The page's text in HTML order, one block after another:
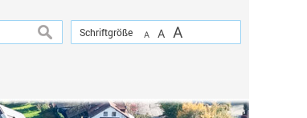
Schriftgröße A A A
suchen